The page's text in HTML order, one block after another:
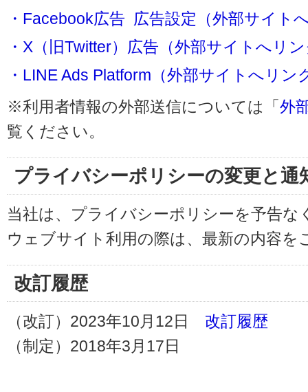
・Facebook広告 広告設定（外部サイト
・X（旧Twitter）広告（外部サイトへリ
・LINE Ads Platform（外部サイトへリン
※利用者情報の外部送信については「外
覧ください。
プライバシーポリシーの変更と通
当社は、プライバシーポリシーを予告
ウェブサイト利用の際は、最新の内容を
改訂履歴
（改訂）2023年10月12日 改訂履歴
（制定）2018年3月17日